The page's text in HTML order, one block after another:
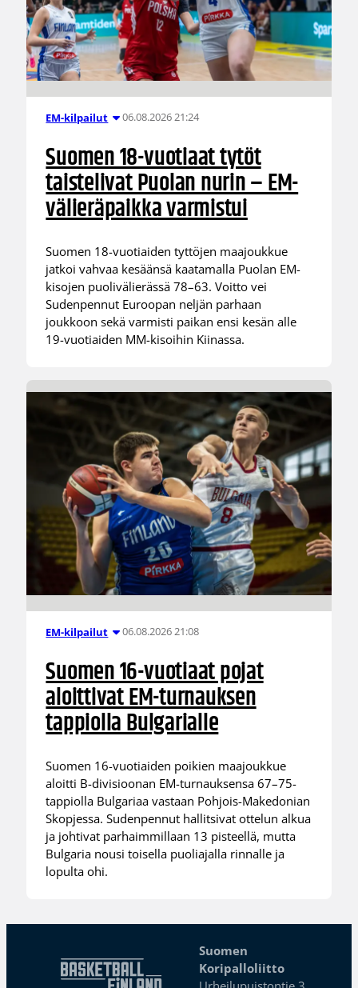
EM-kilpailut 06.08.2026 21:24
Suomen 18-vuotiaat tytöt
taistelivat Puolan nurin – EM-
välieräpaikka varmistui
Suomen 18-vuotiaiden tyttöjen maajoukkue
jatkoi vahvaa kesäänsä kaatamalla Puolan EM-
kisojen puolivälierässä 78–63. Voitto vei
Sudenpennut Euroopan neljän parhaan
joukkoon sekä varmisti paikan ensi kesän alle
19-vuotiaiden MM-kisoihin Kiinassa.
EM-kilpailut 06.08.2026 21:08
Suomen 16-vuotiaat pojat
aloittivat EM-turnauksen
tappiolla Bulgarialle
Suomen 16-vuotiaiden poikien maajoukkue
aloitti B-divisioonan EM-turnauksensa 67–75-
tappiolla Bulgariaa vastaan Pohjois-Makedonian
Skopjessa. Sudenpennut hallitsivat ottelun alkua
ja johtivat parhaimmillaan 13 pisteellä, mutta
Bulgaria nousi toisella puoliajalla rinnalle ja
lopulta ohi.
Suomen
Koripalloliitto